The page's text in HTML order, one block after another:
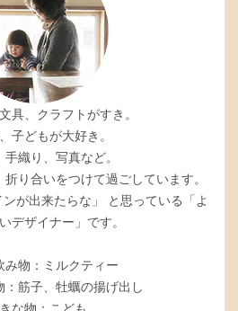
具、クラフトがすき。
子どもが大好き。
手織り、写真など。
り合いをつけて過ごしています。
ンが出来たらな」 と思っている「よ
デザイナー」です。
み物：ミルクティー
：筋子、牡蠣の揚げ出し